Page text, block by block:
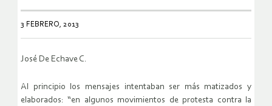
3 FEBRERO, 2013
José De Echave C.
Al principio los mensajes intentaban ser más matizados y
elaborados: “en algunos movimientos de protesta contra la